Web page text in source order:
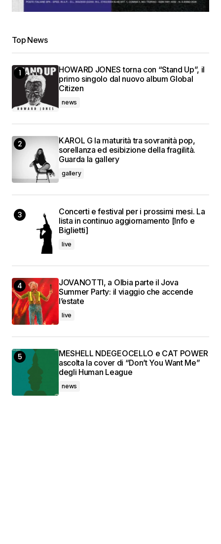
Top News
HOWARD JONES torna con “Stand Up”, il
primo singolo dal nuovo album Global
Citizen
news
KAROL G la maturità tra sovranità pop,
sorellanza ed esibizione della fragilità.
Guarda la gallery
gallery
Concerti e festival per i prossimi mesi. La
lista in continuo aggiornamento [Info e
Biglietti]
live
JOVANOTTI, a Olbia parte il Jova
Summer Party: il viaggio che accende
l’estate
live
MESHELL NDEGEOCELLO e CAT POWER
ascolta la cover di “Don’t You Want Me”
degli Human League
news